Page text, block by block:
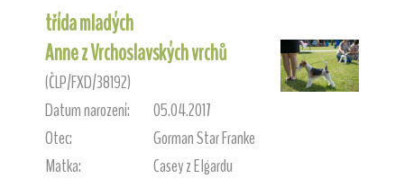
třída mladých
Anne z Vrchoslavských vrchů
(ČLP/FXD/38192)
Datum narození:
05.04.2017
Otec:
Gorman Star Franke
Matka:
Casey z Elgardu